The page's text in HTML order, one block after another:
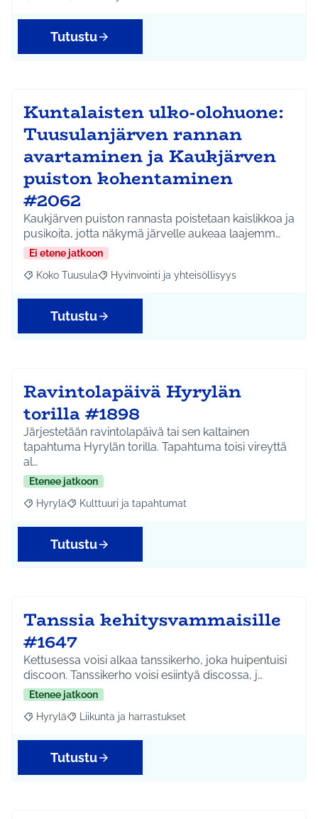
Tutustu
Kuntalaisten ulko-olohuone:
Tuusulanjärven rannan
avartaminen ja Kaukjärven
puiston kohentaminen
#2062
Kaukjärven puiston rannasta poistetaan kaislikkoa ja
pusikoita, jotta näkymä järvelle aukeaa laajemm…
Ei etene jatkoon
Rajaa tulokset aihepiirin mukaan: Koko Tuusula
Koko Tuusula Rajaa tulokset teeman mukaan: Hyvinvointi ja
Hyvinvointi ja yhteisöllisyys
Tutustu
Ravintolapäivä Hyrylän
torilla #1898
Järjestetään ravintolapäivä tai sen kaltainen
tapahtuma Hyrylän torilla. Tapahtuma toisi vireyttä
al…
Etenee jatkoon
Rajaa tulokset aihepiirin mukaan: Hyrylä
Hyrylä Rajaa tulokset teeman mukaan: Kulttuuri ja
Kulttuuri ja tapahtumat
Tutustu
Tanssia kehitysvammaisille
#1647
Kettusessa voisi alkaa tanssikerho, joka huipentuisi
discoon. Tanssikerho voisi esiintyä discossa, j…
Etenee jatkoon
Rajaa tulokset aihepiirin mukaan: Hyrylä
Hyrylä Rajaa tulokset teeman mukaan: Liikunta ja
Liikunta ja harrastukset
Tutustu